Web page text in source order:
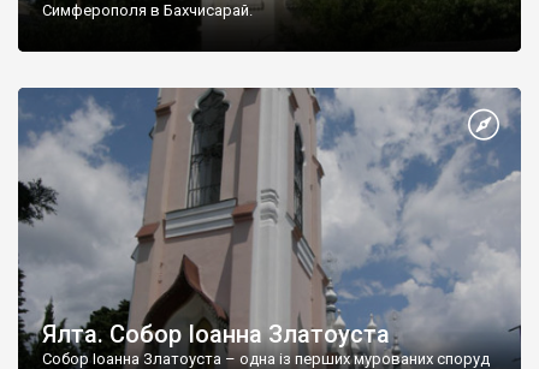
Симферополя в Бахчисарай.
Ялта. Собор Іоанна Златоуста
Собор Іоанна Златоуста – одна із перших мурованих споруд